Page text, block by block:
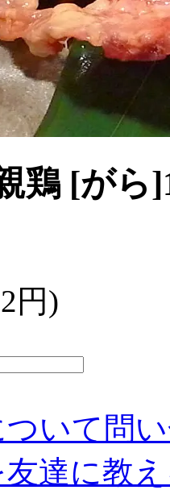
鶏 [がら
円)
いて問
達に教